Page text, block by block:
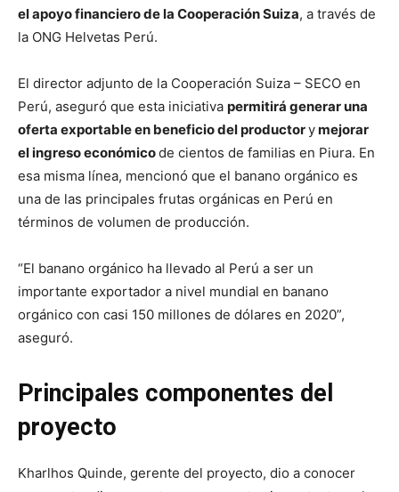
el apoyo financiero de la Cooperación Suiza, a través de
la ONG Helvetas Perú.
El director adjunto de la Cooperación Suiza – SECO en
Perú, aseguró que esta iniciativa permitirá generar una
oferta exportable en beneficio del productorymejorar
el ingreso económicode cientos de familias en Piura. En
esa misma línea, mencionó que el banano orgánico es
una de las principales frutas orgánicas en Perú en
términos de volumen de producción.
“El banano orgánico ha llevado al Perú a ser un
importante exportador a nivel mundial en banano
orgánico con casi 150 millones de dólares en 2020”,
aseguró.
Principales componentes del
proyecto
Kharlhos Quinde, gerente del proyecto, dio a conocer